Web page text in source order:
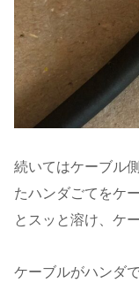
続いてはケーブル
たハンダごてをケ
とスッと溶け、ケ
ケーブルがハンダ